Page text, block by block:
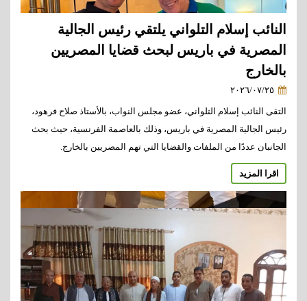
النائب إسلام التلواني يلتقي رئيس الجالية
المصرية في باريس لبحث قضايا المصريين
بالخارج
التقى النائب إسلام التلواني، عضو مجلس النواب، بالأستاذ صلاح فرهود،
رئيس الجالية المصرية في باريس، وذلك بالعاصمة الفرنسية، حيث بحث
الجانبان عددًا من الملفات والقضايا التي تهم المصريين بالخارج.
اقرا المزيد